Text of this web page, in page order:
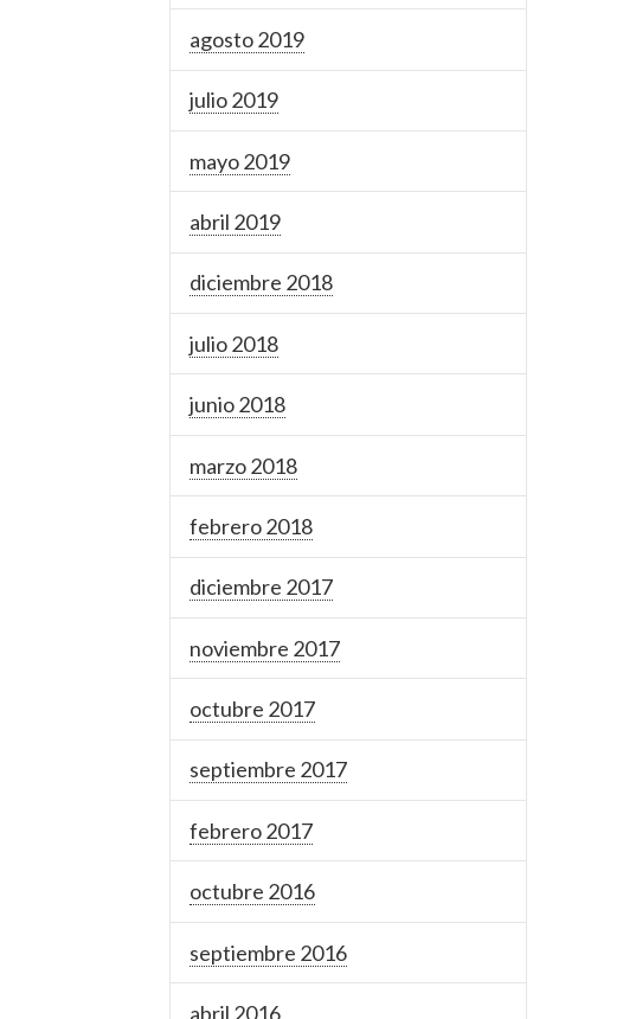
agosto 2019
julio 2019
mayo 2019
abril 2019
diciembre 2018
julio 2018
junio 2018
marzo 2018
febrero 2018
diciembre 2017
noviembre 2017
octubre 2017
septiembre 2017
febrero 2017
octubre 2016
septiembre 2016
abril 2016